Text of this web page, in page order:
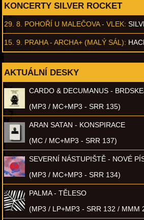
KONCERTY SILVER ROCKET
29. 8. POHOŘÍ U MALEČOVA - VLEK:
15. 9. PRAHA - ARCHA+ (MALÝ SÁL):
AKTUÁLNÍ DESKY
CARDO & DECUMANUS -
(MP3 / MC+MP3 - SRR 135)
ARAN SATAN - KONSPIRACE
(MC / MC+MP3 - SRR 137)
SEVERNÍ NÁSTUPIŠTĚ - NOVÉ
(MP3 / MC+MP3 - SRR 134)
PALMA - TĚLESO
(MP3 / LP+MP3 - SRR 132 / MMM